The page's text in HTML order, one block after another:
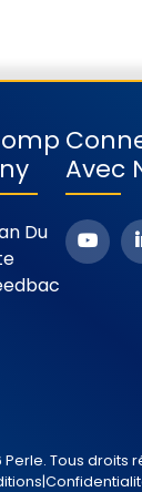
Du
Avec
Perle. Tous droits
|